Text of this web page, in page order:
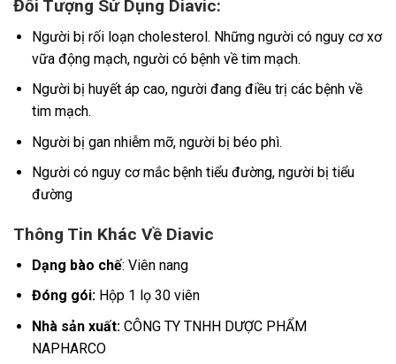
Đối Tượng Sử Dụng Diavic:
Người bị rối loạn cholesterol. Những người có nguy cơ xơ
vữa động mạch, người có bệnh về tim mạch.
Người bị huyết áp cao, người đang điều trị các bệnh về
tim mạch.
Người bị gan nhiễm mỡ, người bị béo phì.
Người có nguy cơ mắc bệnh tiểu đường, người bị tiểu
đường
Thông Tin Khác Về Diavic
Dạng bào chế: Viên nang
Đóng gói: Hộp 1 lọ 30 viên
Nhà sản xuất: CÔNG TY TNHH DƯỢC PHẨM
NAPHARCO